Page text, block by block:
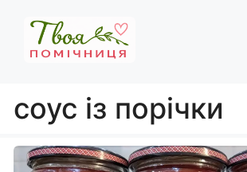
вмісту
соус із порічки